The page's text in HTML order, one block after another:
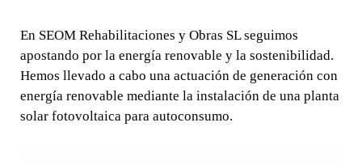
En SEOM Rehabilitaciones y Obras SL seguimos
apostando por la energía renovable y la sostenibilidad.
Hemos llevado a cabo una actuación de generación con
energía renovable mediante la instalación de una planta
solar fotovoltaica para autoconsumo.